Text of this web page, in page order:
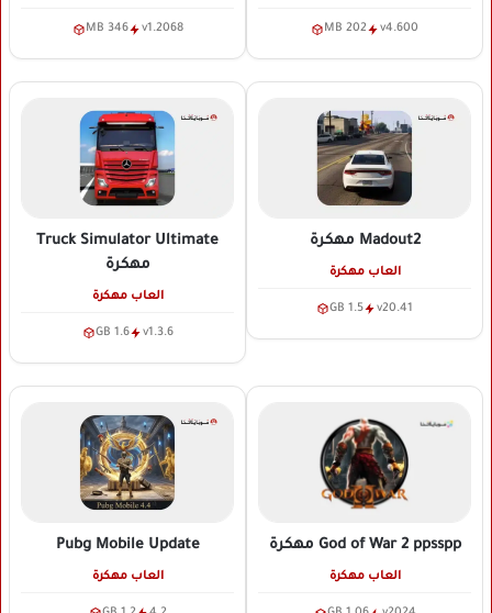
v4.600
202 MB
v1.2068
346 MB
Madout2 مهكرة
العاب مهكرة
v20.41
1.5 GB
Truck Simulator Ultimate
مهكرة
العاب مهكرة
v1.3.6
1.6 GB
God of War 2 ppsspp مهكرة
العاب مهكرة
Pubg Mobile Update
العاب مهكرة